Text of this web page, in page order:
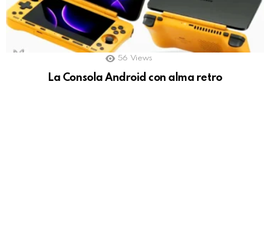
56 Views
La Consola Android con alma retro